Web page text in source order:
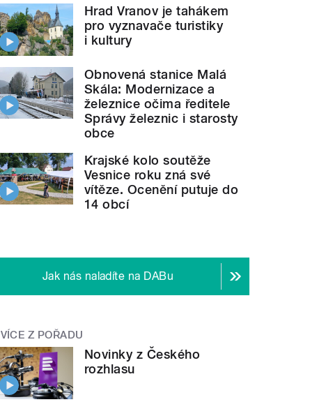
Hrad Vranov je tahákem
pro vyznavače turistiky
i kultury
Obnovená stanice Malá
Skála: Modernizace a
železnice očima ředitele
Správy železnic i starosty
obce
Krajské kolo soutěže
Vesnice roku zná své
vítěze. Ocenění putuje do
14 obcí
Jak nás naladíte na DABu
VÍCE Z POŘADU
Novinky z Českého
rozhlasu